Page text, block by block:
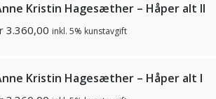
Kristin Hagesæther – Håper alt II
3.360,00 inkl. 5% kunstavgift
Kristin Hagesæther – Håper alt I